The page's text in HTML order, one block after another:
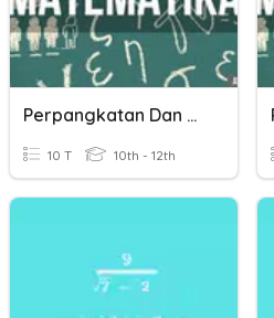
Perpangkatan Dan Bentuk Akar
10 T 10th - 12th